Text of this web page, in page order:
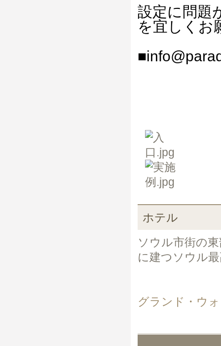
設定に問題
を宜しくお
ホテル
ソウル市街の
に建つソウル
グランド・ウ